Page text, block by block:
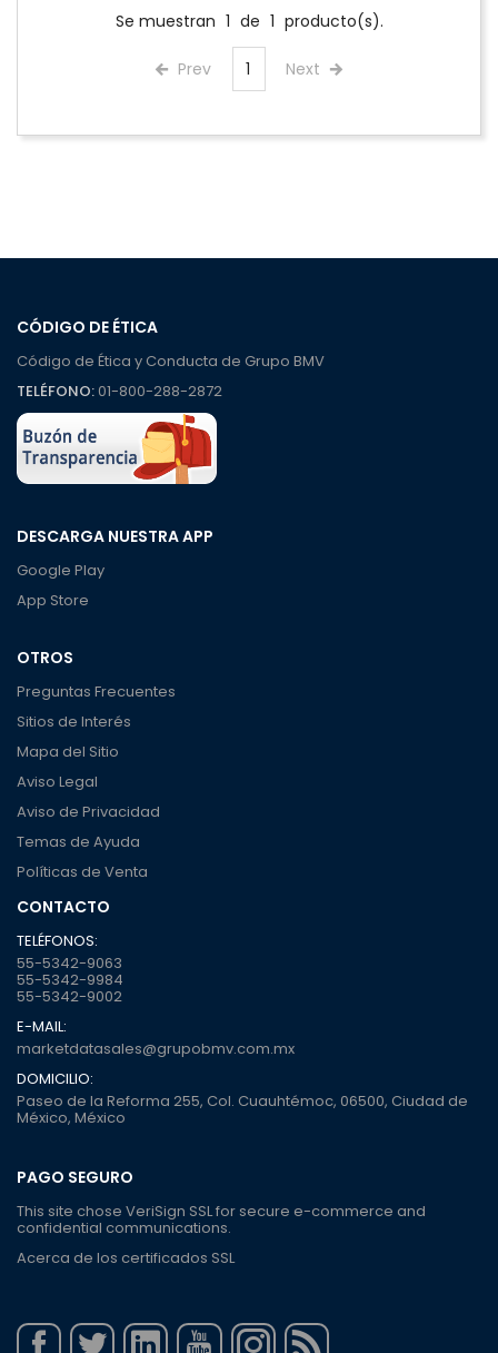
Se muestran 1 de 1 producto(s).
Prev 1 Next
CÓDIGO DE ÉTICA
Código de Ética y Conducta de Grupo BMV
TELÉFONO:01-800-288-2872
DESCARGA NUESTRA APP
Google Play
App Store
OTROS
Preguntas Frecuentes
Sitios de Interés
Mapa del Sitio
Aviso Legal
Aviso de Privacidad
Temas de Ayuda
Políticas de Venta
CONTACTO
TELÉFONOS:
55-5342-9063
55-5342-9984
55-5342-9002
E-MAIL:
marketdatasales@grupobmv.com.mx
DOMICILIO:
Paseo de la Reforma 255, Col. Cuauhtémoc, 06500, Ciudad de
México, México
PAGO SEGURO
This site chose VeriSign SSL for secure e-commerce and
confidential communications.
Acerca de los certificados SSL